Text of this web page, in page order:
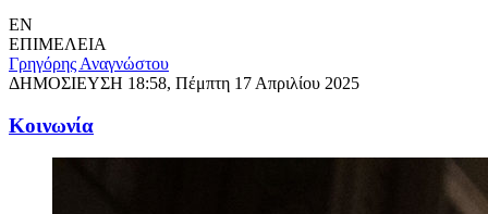
EN
ΕΠΙΜΕΛΕΙΑ
Γρηγόρης Αναγνώστου
ΔΗΜΟΣΙΕΥΣΗ 18:58, Πέμπτη 17 Απριλίου 2025
Κοινωνία